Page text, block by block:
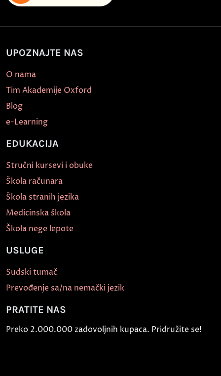
UPOZNAJTE NAS
O nama
Tim Akademije Oxford
Blog
e-Learning
EDUKACIJA
Stručni kursevi i obuke
Škola računara
Škola stranih jezika
Medicinska škola
Škola nege lepote
USLUGE
Sudski tumač
Prevođenje sa/na nemački jezik
PRATITE NAS
Preko 2.000.000 zadovoljnih kupaca. Pridružite se!